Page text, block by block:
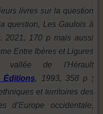
livres sur la question
question, Les Gaulois à
2021, 170 p mais aussi
Entre Ibères et Ligures
vallée de l'Hérault
Éditions, 1993, 358 p ;
et territoires des
d’Europe occidentale,